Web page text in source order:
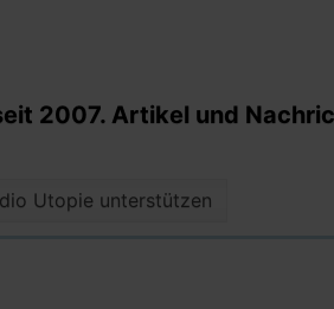
2007. Artikel und
Utopie unterstützen